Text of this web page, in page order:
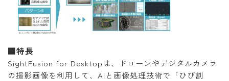
■特長
SightFusion for Desktopは、ドローンやデジタルカメラ
の撮影画像を利用して、AIと画像処理技術で「ひび割